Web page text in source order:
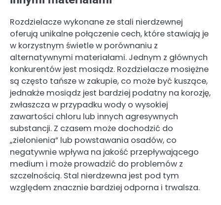
Rozdzielacze wykonane ze stali nierdzewnej
oferują unikalne połączenie cech, które stawiają je
w korzystnym świetle w porównaniu z
alternatywnymi materiałami. Jednym z głównych
konkurentów jest mosiądz. Rozdzielacze mosiężne
są często tańsze w zakupie, co może być kuszące,
jednakże mosiądz jest bardziej podatny na korozję,
zwłaszcza w przypadku wody o wysokiej
zawartości chloru lub innych agresywnych
substancji. Z czasem może dochodzić do
„zielonienia” lub powstawania osadów, co
negatywnie wpływa na jakość przepływającego
medium i może prowadzić do problemów z
szczelnością. Stal nierdzewna jest pod tym
względem znacznie bardziej odporna i trwalsza.